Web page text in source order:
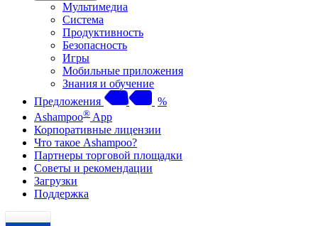
Мультимедиа
Система
Продуктивность
Безопасность
Игры
Мобильные приложения
Знания и обучение
Предложения
%
Ashampoo® App
Корпоративные лицензии
Что такое Ashampoo?
Партнеры торговой площадки
Советы и рекомендации
Загрузки
Поддержка